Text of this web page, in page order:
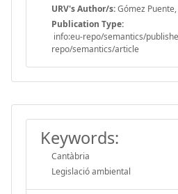
URV's Author/s:Gómez
Publication Type:
info:eu-repo/semantics/
repo/semantics/article
Keywords:
Cantàbria
Legislació ambiental